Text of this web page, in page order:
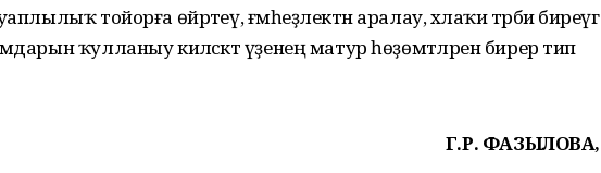
тойорға өйрәтеү, ғәмһеҙлектән аралау, әхлаҡи тәрбиә биреүгә
ҡулланыу киләсәктә үҙенең матур һөҙөмтәләрен бирер тип
Г.Р. ФАЗЫЛОВА,